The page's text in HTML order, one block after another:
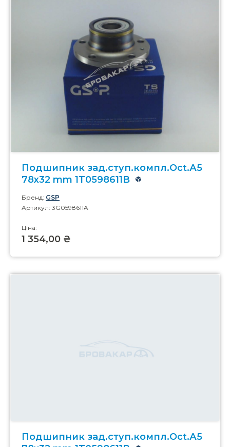
Подшипник зад.ступ.компл.Oct.А5
78x32 mm 1T0598611B
Бренд: GSP
Артикул: 3G0598611A
Ціна:
1 354,00 ₴
Подшипник зад.ступ.компл.Oct.А5